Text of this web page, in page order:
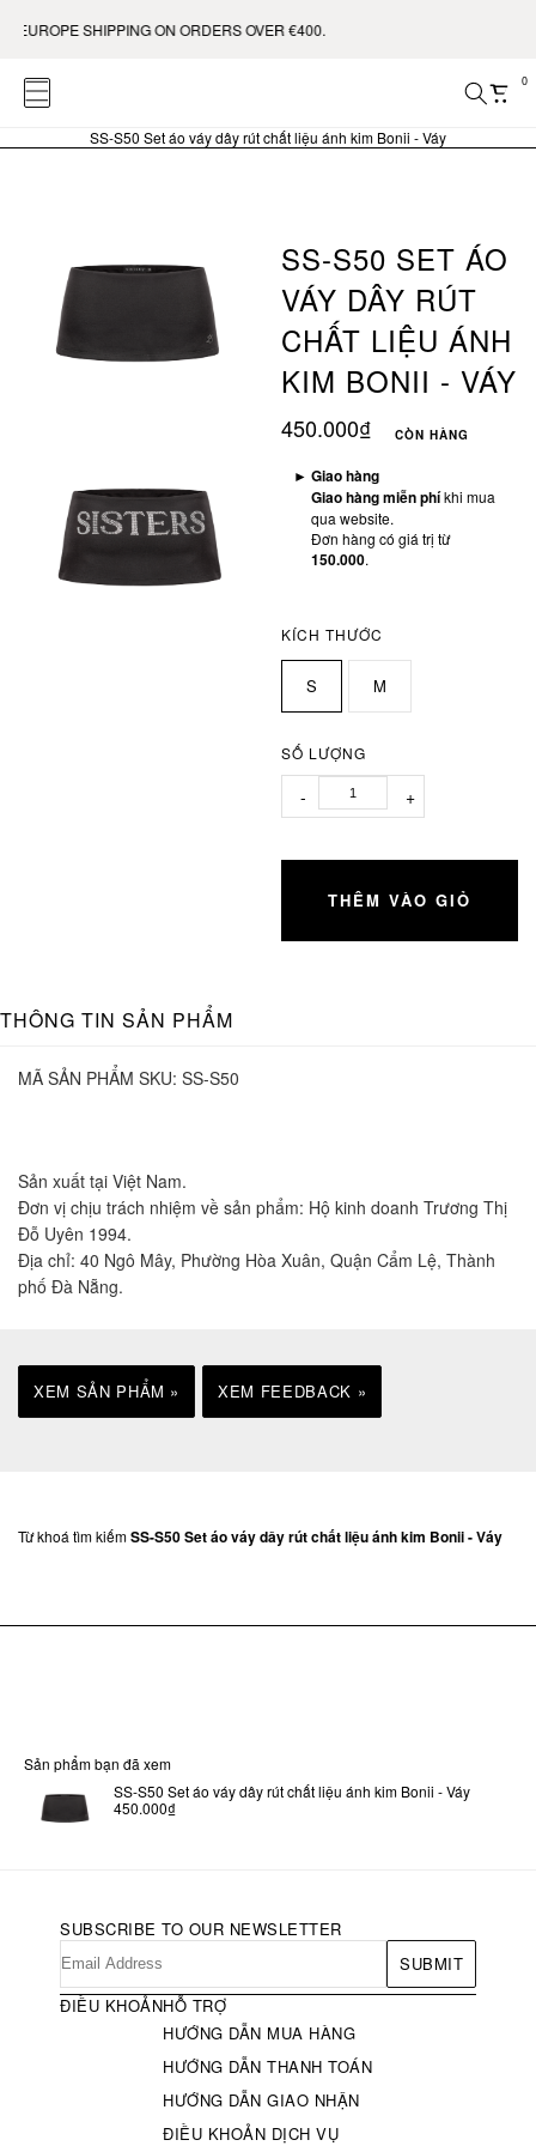
SHIPPING ON ORDERS OVER €400.
0
SS-S50 Set áo váy dây rút chất liệu ánh kim Bonii - Váy
SS-S50 SET ÁO
VÁY DÂY RÚT
CHẤT LIỆU ÁNH
KIM BONII - VÁY
450.000₫ CÒN HÀNG
► Giao hàng
Giao hàng miễn phíkhi mua
qua website.
Đơn hàng có giá trị từ
150.000.
KÍCH THƯỚC
S M
SỐ LƯỢNG
- +
THÊM VÀO GIỎ
THÔNG TIN SẢN PHẨM
MÃ SẢN PHẨM SKU: SS-S50
Sản xuất tại Việt Nam.
Đơn vị chịu trách nhiệm về sản phẩm: Hộ kinh doanh Trương Thị
Đỗ Uyên 1994.
Địa chỉ: 40 Ngô Mây, Phường Hòa Xuân, Quận Cẩm Lệ, Thành
phố Đà Nẵng.
XEM SẢN PHẨM » XEM FEEDBACK »
Từ khoá tìm kiếmSS-S50 Set áo váy dây rút chất liệu ánh kim Bonii - Váy
Sản phẩm bạn đã xem
SS-S50 Set áo váy dây rút chất liệu ánh kim Bonii - Váy
450.000₫
SUBSCRIBE TO OUR NEWSLETTER
SUBMIT
ĐIỀU KHOẢNHỖ TRỢ
HƯỚNG DẪN MUA HÀNG
HƯỚNG DẪN THANH TOÁN
HƯỚNG DẪN GIAO NHẬN
ĐIỀU KHOẢN DỊCH VỤ